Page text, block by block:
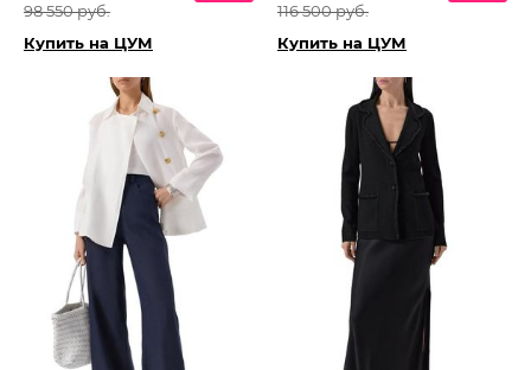
98 550 руб.
Купить на ЦУМ
116 500 руб.
Купить на ЦУМ